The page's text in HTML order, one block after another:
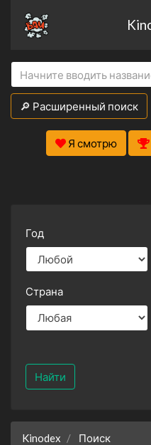
🔎 Расширенный поиск
Я смотрю
Год
Страна
Найти
Kinodex
Поиск